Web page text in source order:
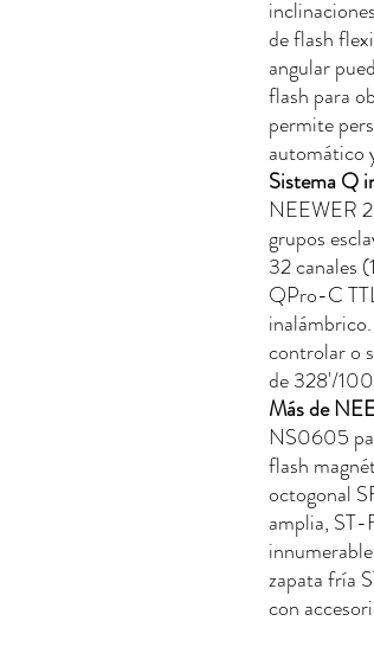
de flash
angular
flash para
permite
automático
Sistema Q
NEEWER
grupos
32 canales
QPro-C
controlar o
de 328'/
Más de
NS0605
flash
octogonal
amplia, ST-
zapata fría
con